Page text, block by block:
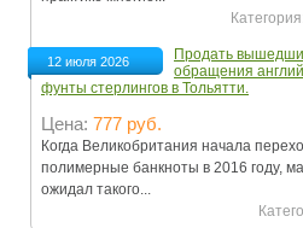
12 июля 2026
Продать
обращения
фунты стерлингов в Тольятти.
Цена: 777 руб.
Когда Великобритания начала
полимерные банкноты в 2016 году,
ожидал такого...